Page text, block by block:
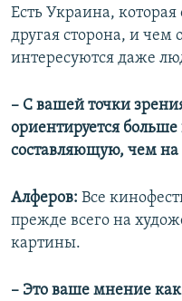
Есть Украина, которая
другая сторона, и чем
интересуются даже
– С вашей точки
ориентируется больше
составляющую, чем на
Алферов: Все
прежде всего на
картины.
– Это ваше мнение